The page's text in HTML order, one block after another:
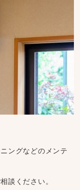
ングなどのメンテ
談ください。